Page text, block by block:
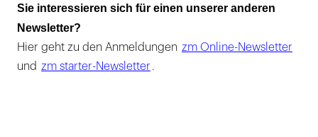
Sie interessieren sich für einen unserer anderen
Newsletter?
Hier geht zu den Anmeldungen zm Online-Newsletter
und zm starter-Newsletter .